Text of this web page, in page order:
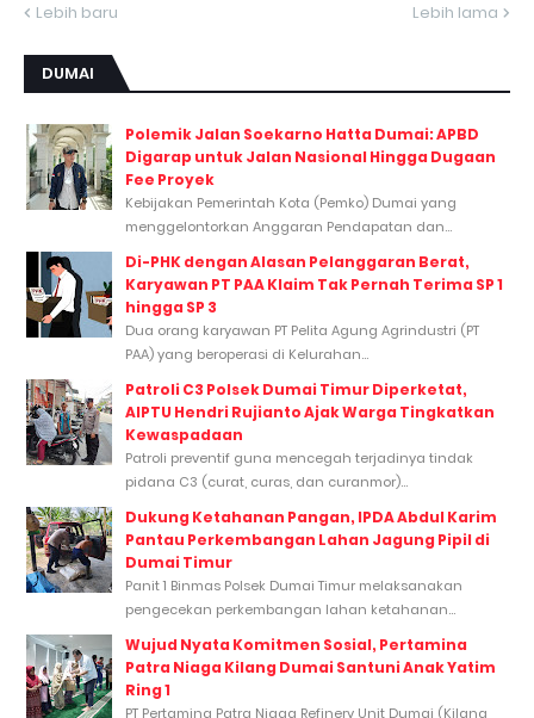
Lebih baru Lebih lama
DUMAI
Polemik Jalan Soekarno Hatta Dumai: APBD
Digarap untuk Jalan Nasional Hingga Dugaan
Fee Proyek
Kebijakan Pemerintah Kota (Pemko) Dumai yang
menggelontorkan Anggaran Pendapatan dan...
Di-PHK dengan Alasan Pelanggaran Berat,
Karyawan PT PAA Klaim Tak Pernah Terima SP 1
hingga SP 3
Dua orang karyawan PT Pelita Agung Agrindustri (PT
PAA) yang beroperasi di Kelurahan...
Patroli C3 Polsek Dumai Timur Diperketat,
AIPTU Hendri Rujianto Ajak Warga Tingkatkan
Kewaspadaan
Patroli preventif guna mencegah terjadinya tindak
pidana C3 (curat, curas, dan curanmor)...
Dukung Ketahanan Pangan, IPDA Abdul Karim
Pantau Perkembangan Lahan Jagung Pipil di
Dumai Timur
Panit 1 Binmas Polsek Dumai Timur melaksanakan
pengecekan perkembangan lahan ketahanan...
Wujud Nyata Komitmen Sosial, Pertamina
Patra Niaga Kilang Dumai Santuni Anak Yatim
Ring 1
PT Pertamina Patra Niaga Refinery Unit Dumai (Kilang